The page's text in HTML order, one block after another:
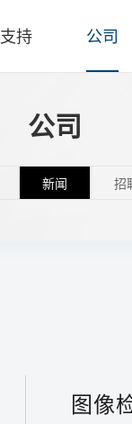
支持 公司
公司
新闻 招
图像